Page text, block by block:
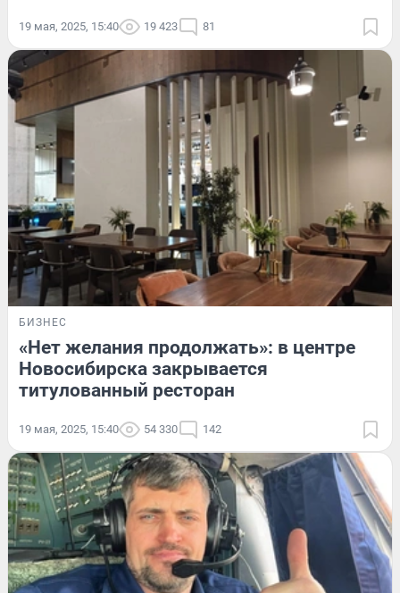
19 мая, 2025, 15:40 19 423 81
БИЗНЕС
«Нет желания продолжать»: в центре
Новосибирска закрывается
титулованный ресторан
19 мая, 2025, 15:40 54 330 142